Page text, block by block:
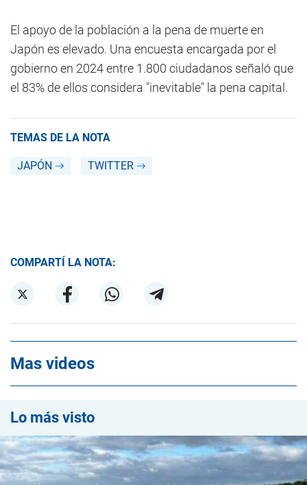
El apoyo de la población a la pena de muerte en
Japón es elevado. Una encuesta encargada por el
gobierno en 2024 entre 1.800 ciudadanos señaló que
el 83% de ellos considera "inevitable" la pena capital.
TEMAS DE LA NOTA
JAPÓN TWITTER
COMPARTÍ LA NOTA:
Mas videos
Lo más visto